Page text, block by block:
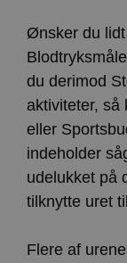
Ønsker du
du derimod
aktiviteter, så
eller
indeholder
udelukket på
tilknytte uret
Flere af